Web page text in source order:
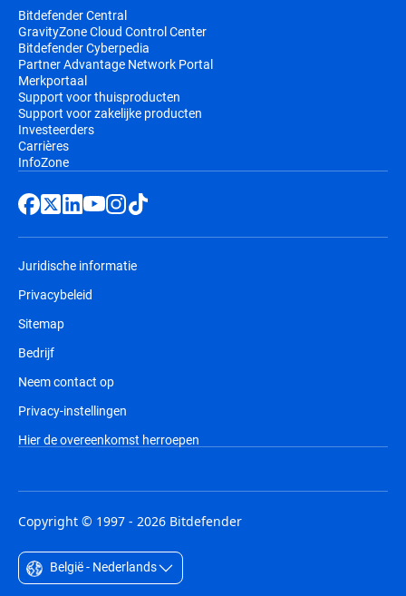
Bitdefender Central
GravityZone Cloud Control Center
Bitdefender Cyberpedia
Partner Advantage Network Portal
Merkportaal
Support voor thuisproducten
Support voor zakelijke producten
Investeerders
Carrières
InfoZone
Juridische informatie
Privacybeleid
Sitemap
Bedrijf
Neem contact op
Privacy-instellingen
Hier de overeenkomst herroepen
Copyright © 1997 - 2026 Bitdefender
België - Nederlands